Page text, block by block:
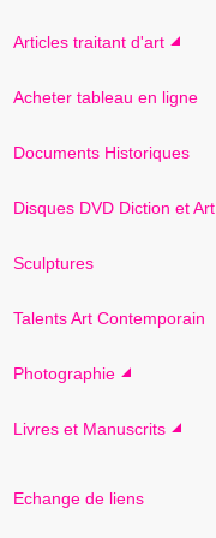
Articles traitant d'art
Acheter tableau en ligne
Documents Historiques
Disques DVD Diction et Art
Sculptures
Talents Art Contemporain
Photographie
Livres et Manuscrits
Echange de liens